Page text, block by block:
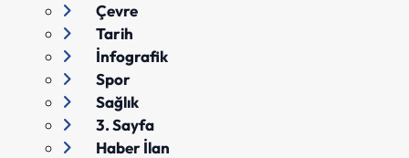
Çevre
Tarih
İnfografik
Spor
Sağlık
3. Sayfa
Haber İlan